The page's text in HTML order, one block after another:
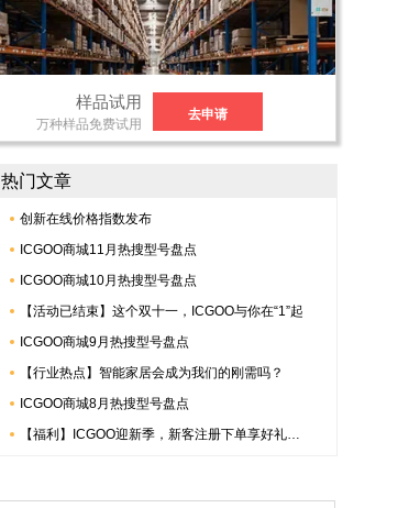
样品试用
万种样品免费试用
去申请
热门文章
创新在线价格指数发布
ICGOO商城11月热搜型号盘点
ICGOO商城10月热搜型号盘点
【活动已结束】这个双十一，ICGOO与你在“1”起
ICGOO商城9月热搜型号盘点
【行业热点】智能家居会成为我们的刚需吗？
ICGOO商城8月热搜型号盘点
【福利】ICGOO迎新季，新客注册下单享好礼，更有倍捷连接器多重惊喜哟~